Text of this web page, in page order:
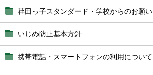
荏田っ子スタンダード・学校からのお願い
いじめ防止基本方針
携帯電話・スマートフォンの利用について